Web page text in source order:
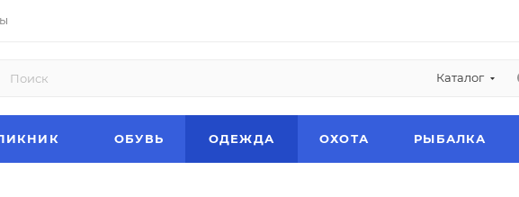
Каталог
ОБУВЬ ОДЕЖДА ОХОТА РЫБАЛКА